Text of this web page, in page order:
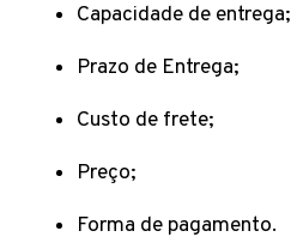
Capacidade de entrega;
Prazo de Entrega;
Custo de frete;
Preço;
Forma de pagamento.